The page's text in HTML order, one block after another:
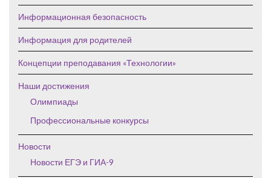
Информационная безопасность
Информация для родителей
Концепции преподавания «Технологии»
Наши достижения
Олимпиады
Профессиональные конкурсы
Новости
Новости ЕГЭ и ГИА-9